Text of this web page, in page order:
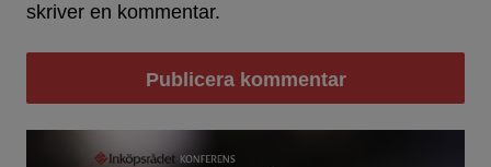
skriver en kommentar.